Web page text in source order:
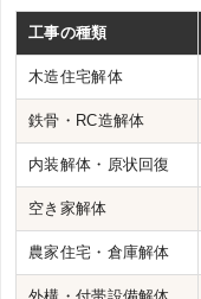
工事の種類
木造住宅解体
鉄骨・RC造解体
内装解体・原状回復
空き家解体
農家住宅・倉庫解体